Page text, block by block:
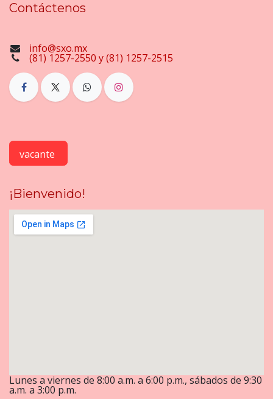
Contáctenos
info@sxo.mx
(81) 1257-2550 y (81) 1257-2515
vacante
¡Bienvenido!
Lunes a viernes de 8:00 a.m. a 6:00 p.m., sábados de 9:30
a.m. a 3:00 p.m.